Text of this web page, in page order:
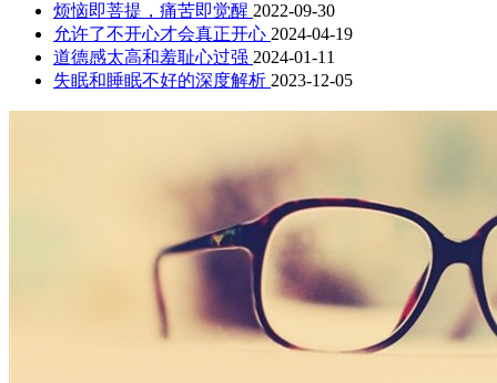
烦恼即菩提，痛苦即觉醒 2022-09-30
允许了不开心才会真正开心 2024-04-19
道德感太高和羞耻心过强 2024-01-11
失眠和睡眠不好的深度解析 2023-12-05